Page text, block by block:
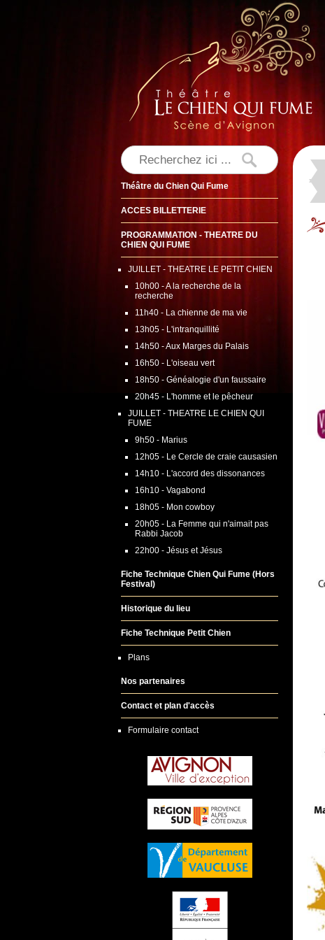
Théâtre du Chien Qui Fume
ACCES BILLETTERIE
PROGRAMMATION - THEATRE DU
CHIEN QUI FUME
JUILLET - THEATRE LE PETIT CHIEN
10h00 - A la recherche de la
recherche
11h40 - La chienne de ma vie
13h05 - L'intranquillité
14h50 - Aux Marges du Palais
16h50 - L'oiseau vert
18h50 - Généalogie d'un faussaire
20h45 - L'homme et le pêcheur
JUILLET - THEATRE LE CHIEN QUI
FUME
9h50 - Marius
12h05 - Le Cercle de craie causasien
14h10 - L'accord des dissonances
16h10 - Vagabond
18h05 - Mon cowboy
20h05 - La Femme qui n'aimait pas
Rabbi Jacob
22h00 - Jésus et Jésus
Fiche Technique Chien Qui Fume (Hors
Festival)
Historique du lieu
Fiche Technique Petit Chien
Plans
Nos partenaires
Contact et plan d'accès
Formulaire contact